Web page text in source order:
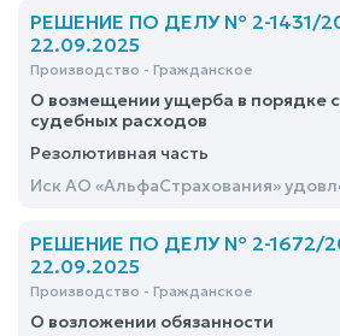
РЕШЕНИЕ ПО ДЕЛУ № 2-1431/
22.09.2025
Производство - Гражданское
О возмещении ущерба в порядке
судебных расходов
Резолютивная часть
Иск АО «АльфаСтрахования»
РЕШЕНИЕ ПО ДЕЛУ № 2-1672/
22.09.2025
Производство - Гражданское
О возложении обязанности